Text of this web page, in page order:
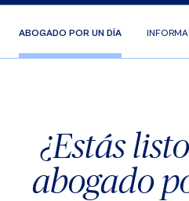
ABOGADO POR UN DÍA
¿Estás
abogado